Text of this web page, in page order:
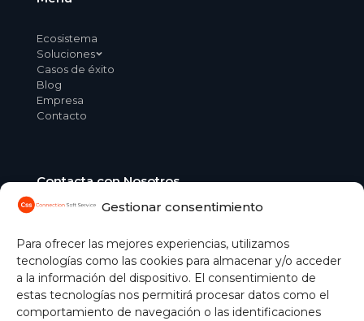
Gestionar consentimiento
Para ofrecer las mejores experiencias, utilizamos
tecnologías como las cookies para almacenar y/o acceder
a la información del dispositivo. El consentimiento de
estas tecnologías nos permitirá procesar datos como el
comportamiento de navegación o las identificaciones
Ecosistema
Soluciones
Casos de éxito
Blog
Empresa
Contacto
Contacta con Nosotros
C/ Aguacate, 41 28054 Madrid
comercial@css.es
Gestionar cookies